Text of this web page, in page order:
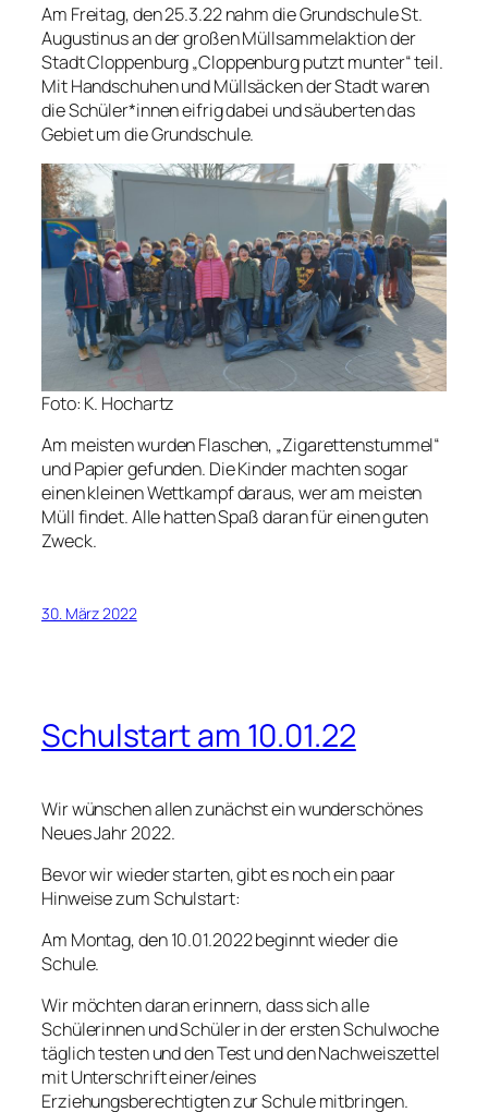
Am Freitag, den 25.3.22 nahm die Grundschule St.
Augustinus an der großen Müllsammelaktion der
Stadt Cloppenburg „Cloppenburg putzt munter“ teil.
Mit Handschuhen und Müllsäcken der Stadt waren
die Schüler*innen eifrig dabei und säuberten das
Gebiet um die Grundschule.
Foto: K. Hochartz
Am meisten wurden Flaschen, „Zigarettenstummel“
und Papier gefunden. Die Kinder machten sogar
einen kleinen Wettkampf daraus, wer am meisten
Müll findet. Alle hatten Spaß daran für einen guten
Zweck.
30. März 2022
Schulstart am 10.01.22
Wir wünschen allen zunächst ein wunderschönes
Neues Jahr 2022.
Bevor wir wieder starten, gibt es noch ein paar
Hinweise zum Schulstart:
Am Montag, den 10.01.2022 beginnt wieder die
Schule.
Wir möchten daran erinnern, dass sich alle
Schülerinnen und Schüler in der ersten Schulwoche
täglich testen und den Test und den Nachweiszettel
mit Unterschrift einer/eines
Erziehungsberechtigten zur Schule mitbringen.